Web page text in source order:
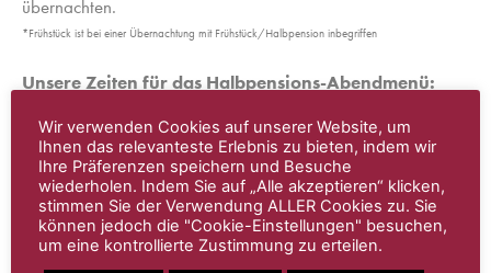
übernachten.
*Frühstück ist bei einer Übernachtung mit Frühstück/Halbpension inbegriffen
Unsere Zeiten für das Halbpensions-Abendmenü:
Bei Fragen und Wünschen kontaktiert uns bitte gern per E-
Mail oder telefonisch!
Liebe Grüße,
Euer Traube-Team
Wir verwenden Cookies auf unserer Website, um
Ihnen das relevanteste Erlebnis zu bieten, indem wir
Ihre Präferenzen speichern und Besuche
wiederholen. Indem Sie auf „Alle akzeptieren“ klicken,
stimmen Sie der Verwendung ALLER Cookies zu. Sie
können jedoch die "Cookie-Einstellungen" besuchen,
um eine kontrollierte Zustimmung zu erteilen.